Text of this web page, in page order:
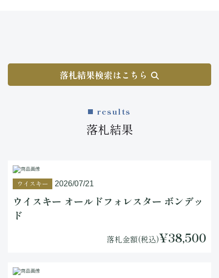
落札結果検索はこちら
results
落札結果
ウイスキー 2026/07/21
ウイスキー オールドフォレスター ボンデッ
ド
落札金額(税込)¥38,500